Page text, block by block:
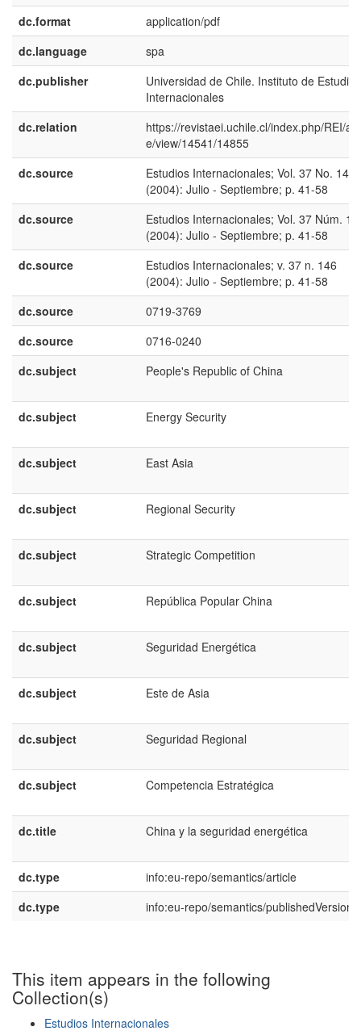
dc.format
application/pdf
dc.language
spa
dc.publisher
Universidad de Chile. Instituto de Estudios
Internacionales
dc.relation
https://revistaei.uchile.cl/index.php/REI/
e/view/14541/14855
dc.source
Estudios Internacionales; Vol. 37 No. 146
(2004): Julio - Septiembre; p. 41-58
dc.source
Estudios Internacionales; Vol. 37 Núm.
(2004): Julio - Septiembre; p. 41-58
dc.source
Estudios Internacionales; v. 37 n. 146
(2004): Julio - Septiembre; p. 41-58
dc.source
0719-3769
dc.source
0716-0240
dc.subject
People's Republic of China
dc.subject Energy Security
dc.subject East Asia
dc.subject Regional Security
dc.subject Strategic Competition
dc.subject República Popular China
dc.subject Seguridad Energética
dc.subject Este de Asia
dc.subject Seguridad Regional
dc.subject Competencia Estratégica
dc.title China y la seguridad energética
dc.type
info:eu-repo/semantics/article
dc.type
info:eu-repo/semantics/publishedVersion
This item appears in the following
Collection(s)
Estudios Internacionales